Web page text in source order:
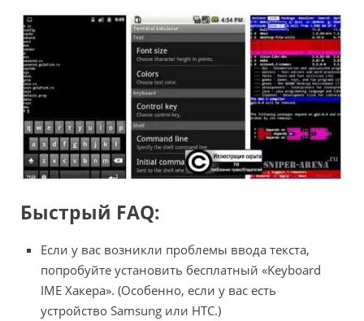
Быстрый FAQ:
Если у вас возникли проблемы ввода текста,
попробуйте установить бесплатный «Keyboard
IME Хакера». (Особенно, если у вас есть
устройство Samsung или HTC.)